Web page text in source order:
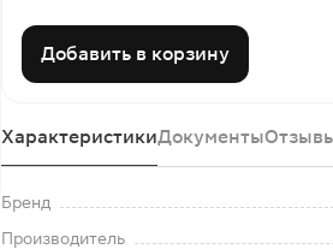
Добавить в корзину
ХарактеристикиДокументы
Бренд
Производитель